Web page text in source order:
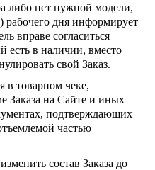
либо нет нужной модели,
рабочего дня информирует
вправе согласиться
есть в наличии, вместо
свой Заказ.
в товарном чеке,
Заказа на Сайте и иных
подтверждающих
частью
состав Заказа до